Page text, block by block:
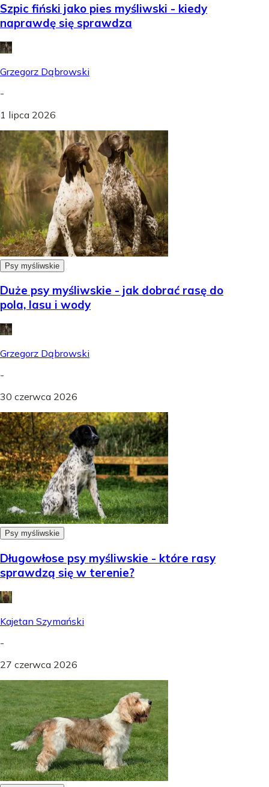
Szpic fiński jako pies myśliwski - kiedy
naprawdę się sprawdza
Grzegorz Dąbrowski
-
1 lipca 2026
Psy myśliwskie
Duże psy myśliwskie - jak dobrać rasę do
pola, lasu i wody
Grzegorz Dąbrowski
-
30 czerwca 2026
Psy myśliwskie
Długowłose psy myśliwskie - które rasy
sprawdzą się w terenie?
Kajetan Szymański
-
27 czerwca 2026